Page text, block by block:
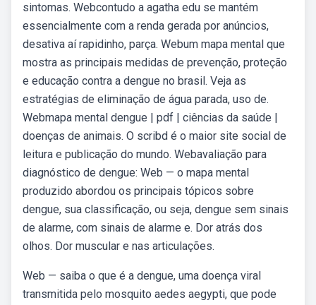
sintomas. Webcontudo a agatha edu se mantém
essencialmente com a renda gerada por anúncios,
desativa aí rapidinho, parça. Webum mapa mental que
mostra as principais medidas de prevenção, proteção
e educação contra a dengue no brasil. Veja as
estratégias de eliminação de água parada, uso de.
Webmapa mental dengue | pdf | ciências da saúde |
doenças de animais. O scribd é o maior site social de
leitura e publicação do mundo. Webavaliação para
diagnóstico de dengue: Web — o mapa mental
produzido abordou os principais tópicos sobre
dengue, sua classificação, ou seja, dengue sem sinais
de alarme, com sinais de alarme e. Dor atrás dos
olhos. Dor muscular e nas articulações.
Web — saiba o que é a dengue, uma doença viral
transmitida pelo mosquito aedes aegypti, que pode